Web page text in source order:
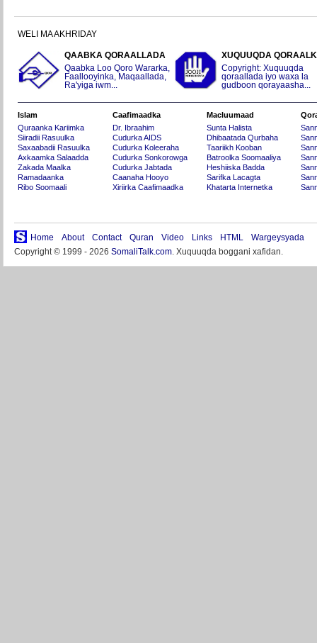
WELI MA AKHRIDAY
QAABKA QORAALLADA
Qaabka Loo Qoro Wararka,
Faallooyinka, Maqaallada,
Ra'yiga iwm...
XUQUUQDA
Copyright: Xuquuqda
qoraallada iyo waxa la
gudboon qorayaasha...
Islam
Quraanka Kariimka
Siiradii Rasuulka
Saxaabadii Rasuulka
Axkaamka Salaadda
Zakada Maalka
Ramadaanka
Ribo Soomaali
Caafimaadka
Dr. Ibraahim
Cudurka AIDS
Cudurka Koleeraha
Cudurka Sonkorowga
Cudurka Jabtada
Caanaha Hooyo
Xiriirka Caafimaadka
Macluumaad
Sunta Halista
Dhibaatada Qurbaha
Taariikh Kooban
Batroolka Soomaaliya
Heshiiska Badda
Sarifka Lacagta
Khatarta Internetka
Home About Contact Quran Video Links HTML
Wargeysyada
Copyright © 1999 - 2026 SomaliTalk.com. Xuquuqda boggani xafidan.